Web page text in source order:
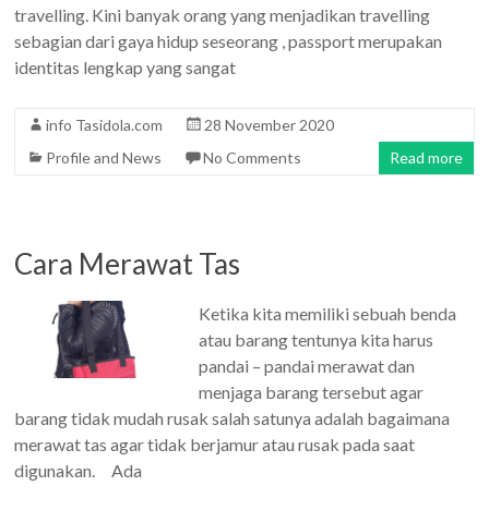
travelling. Kini banyak orang yang menjadikan travelling
sebagian dari gaya hidup seseorang , passport merupakan
identitas lengkap yang sangat
info Tasidola.com
28 November 2020
Profile and News
No Comments Read more
Cara Merawat Tas
Ketika kita memiliki sebuah benda
atau barang tentunya kita harus
pandai – pandai merawat dan
menjaga barang tersebut agar
barang tidak mudah rusak salah satunya adalah bagaimana
merawat tas agar tidak berjamur atau rusak pada saat
digunakan. Ada